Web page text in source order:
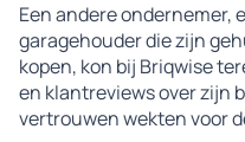
Een andere ondernemer,
garagehouder die zijn
kopen, kon bij Briqwise
en klantreviews over zijn
vertrouwen wekten voor